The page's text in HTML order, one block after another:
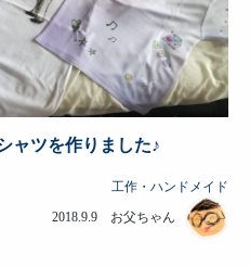
ャツを作りました♪
工作・ハンドメイド
2018.9.9 お父ちゃん